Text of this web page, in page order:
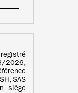
2026,
SAS
siège